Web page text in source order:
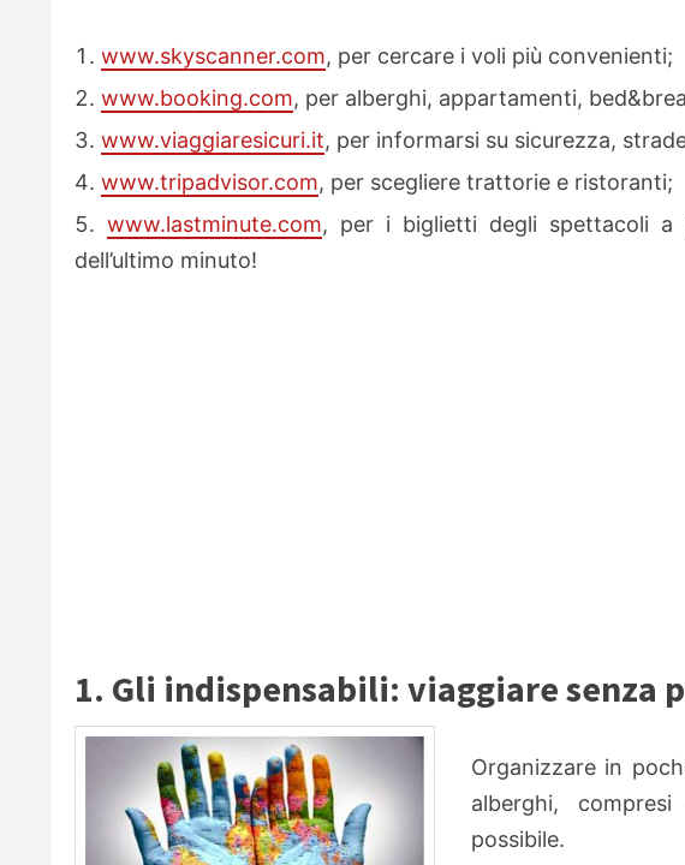
www.skyscanner.com, per cercare i voli più convenienti;
www.booking.com, per alberghi, appartamenti,
www.viaggiaresicuri.it, per informarsi su sicurezza,
www.tripadvisor.com, per scegliere trattorie e ristoranti;
www.lastminute.com, per i biglietti degli spettacoli
dell’ultimo minuto!
1. Gli indispensabili: viaggiare senza
Organizzare in
alberghi,
possibile.